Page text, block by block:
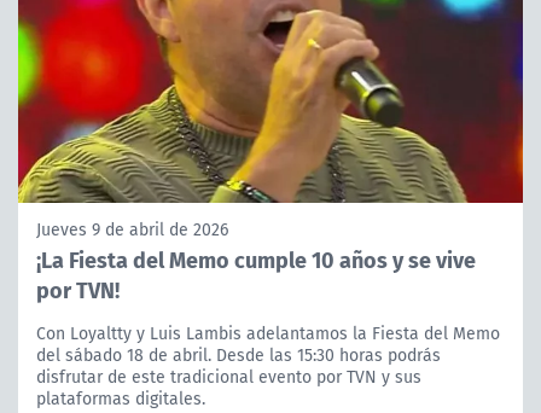
Jueves 9 de abril de 2026
¡La Fiesta del Memo cumple 10 años y se vive
por TVN!
Con Loyaltty y Luis Lambis adelantamos la Fiesta del Memo
del sábado 18 de abril. Desde las 15:30 horas podrás
disfrutar de este tradicional evento por TVN y sus
plataformas digitales.